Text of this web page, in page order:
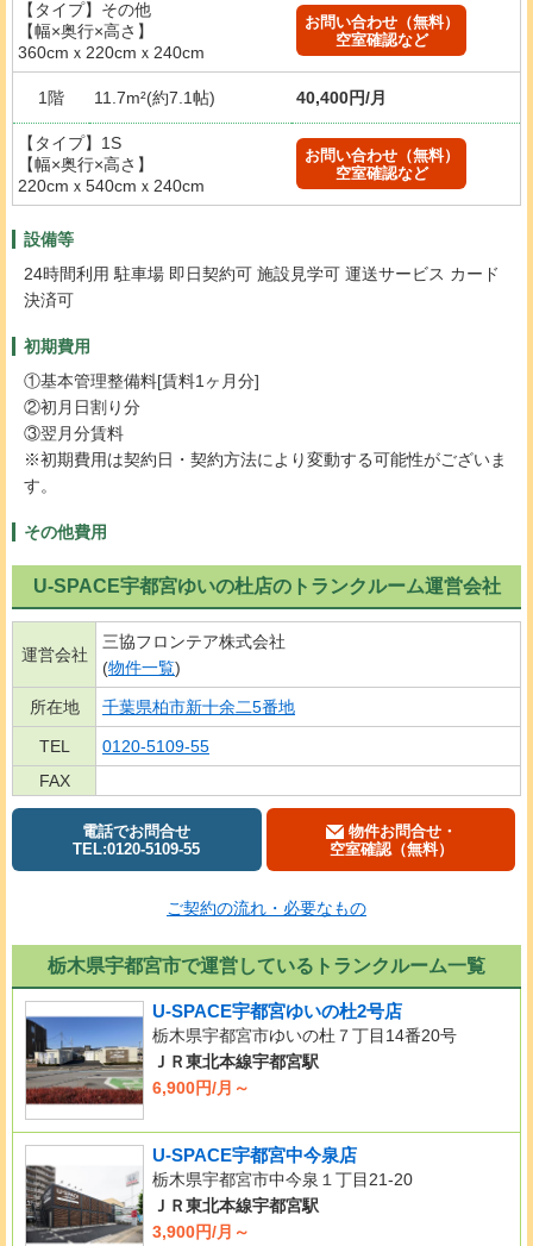
【タイプ】その他
【幅×奥行×高さ】
360cmｘ220cmｘ240cm
お問い合わせ（無料）
空室確認など
1階 11.7m²(約7.1帖) 40,400円/月
【タイプ】1S
【幅×奥行×高さ】
220cmｘ540cmｘ240cm
お問い合わせ（無料）
空室確認など
設備等
24時間利用 駐車場 即日契約可 施設見学可 運送サービス カード
決済可
初期費用
①基本管理整備料[賃料1ヶ月分]
②初月日割り分
③翌月分賃料
※初期費用は契約日・契約方法により変動する可能性がございま
す。
その他費用
U-SPACE宇都宮ゆいの杜店のトランクルーム運営会社
運営会社
三協フロンテア株式会社
(物件一覧)
所在地 千葉県柏市新十余二5番地
TEL
0120-5109-55
FAX
電話でお問合せ
TEL:0120-5109-55
物件お問合せ・
空室確認（無料）
ご契約の流れ・必要なもの
栃木県宇都宮市で運営しているトランクルーム一覧
U-SPACE宇都宮ゆいの杜2号店
栃木県宇都宮市ゆいの杜７丁目14番20号
ＪＲ東北本線宇都宮駅
6,900円/月～
U-SPACE宇都宮中今泉店
栃木県宇都宮市中今泉１丁目21-20
ＪＲ東北本線宇都宮駅
3,900円/月～